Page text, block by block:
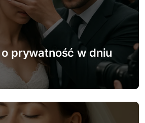
prywatność w dniu